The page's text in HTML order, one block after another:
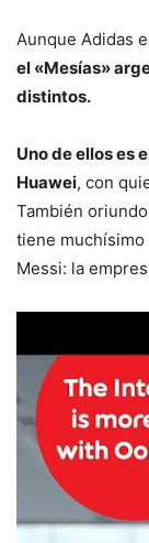
Aunque Adidas
el «Mesías»
distintos.
Uno de ellos es
Huawei, con
También
tiene
Messi: la